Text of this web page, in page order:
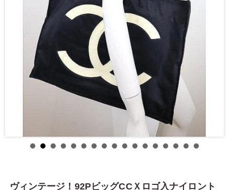
ヴィンテージ！92PビッグCCＸロゴ入ナイロント